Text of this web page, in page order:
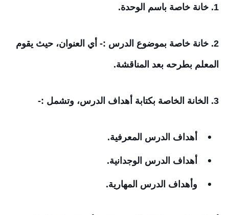
1. خانة خاصة باسم الوحدة.
2. خانة خاصة بموضوع الدرس :- أي العنوان، حيث يقوم
المعلم بطرحه بعد المناقشة.
3. الخانة الخاصة بكتابة أهداف الدرس، وتشمل :-
أهداف الدرس المعرفية.
أهداف الدرس الوجدانية.
وأهداف الدرس المهارية.